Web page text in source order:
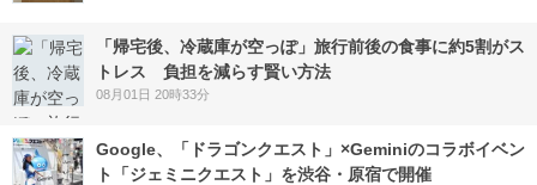
「帰宅後、冷蔵庫が空っぽ」旅行前後の食事に約5割がス
トレス 負担を減らす賢い方法
08月01日 20時33分
Google、「ドラゴンクエスト」×Geminiのコラボイベン
ト「ジェミニクエスト」を渋谷・原宿で開催